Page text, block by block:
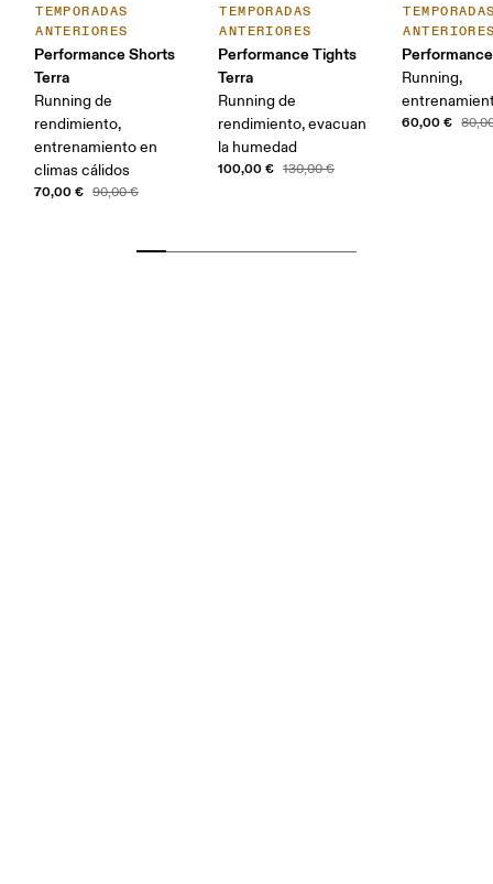
TEMPORADAS
ANTERIORES
Performance Shorts
Terra
Running de
rendimiento,
entrenamiento en
climas cálidos
70,00 € 90,00 €
TEMPORADAS
ANTERIORES
Performance Tights
Terra
Running de
rendimiento, evacuan
la humedad
100,00 € 130,00 €
Running,
60,00 €